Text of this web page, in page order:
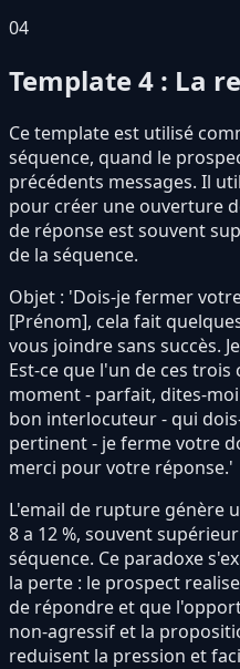
04
Template 4 : La
Ce template est utilisé
séquence, quand le
précédents messages. Il
pour créer une ouverture
de réponse est souvent
de la séquence.
Objet : 'Dois-je fermer
[Prénom], cela fait
vous joindre sans succès.
Est-ce que l'un de ces trois
moment - parfait, dites-
bon interlocuteur - qui
pertinent - je ferme votre
merci pour votre réponse.'
L'email de rupture génère
8 a 12 %, souvent
séquence. Ce paradoxe
la perte : le prospect
de répondre et que
non-agressif et la
reduisent la pression et